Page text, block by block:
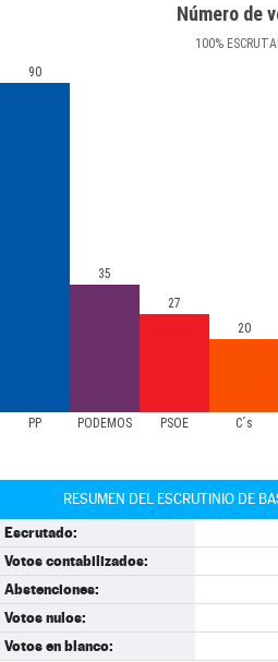
Número de
100%
PP PODEMOS PSOE C´s
90
35
27
20
RESUMEN DEL ESCRUTINIO DE
Escrutado:
Votos contabilizados:
Abstenciones:
Votos nulos:
Votos en blanco: